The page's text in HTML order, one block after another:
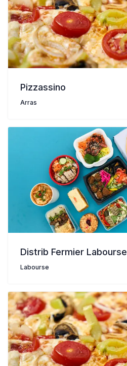
Pizzassino
Arras
Distrib Fermier Labourse
Labourse